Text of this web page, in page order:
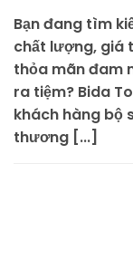
Bạn đang tìm
chất lượng, giá
thỏa mãn đam
ra tiệm? Bida
khách hàng bộ
thương [...]